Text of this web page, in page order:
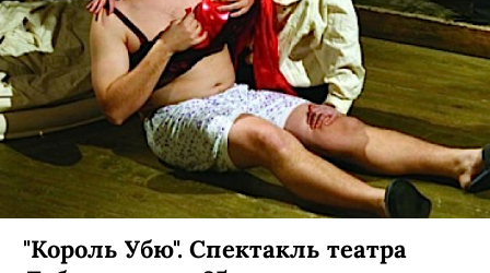
"Король Убю". Спектакль театра